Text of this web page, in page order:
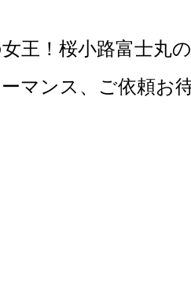
王！桜小路富士丸
マンス、ご依頼お